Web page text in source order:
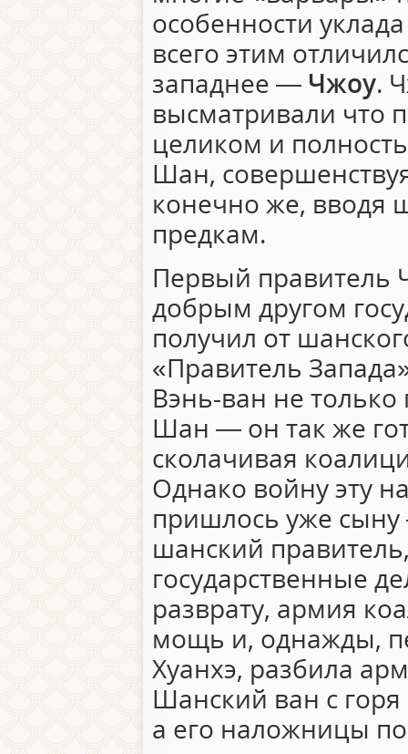
особенности
всего этим
западнее — Чжоу.
высматривали что
целиком и
Шан,
конечно же, вводя
предкам.
Первый
добрым другом
получил от
«Правитель
Вэнь-ван не
Шан — он так же
сколачивая
Однако войну эту
пришлось уже сыну
шанский
государственные
разврату, армия
мощь и, однажды,
Хуанхэ, разбила
Шанский ван с горя
а его наложницы